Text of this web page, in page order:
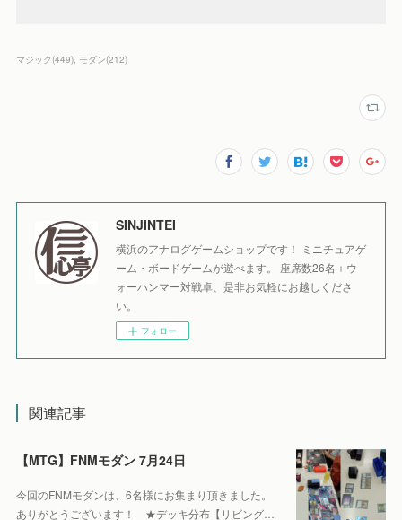
マジック (449) モダン(212)
SINJINTEI
横浜のアナログゲームショップです！ ミニチュアゲ
ーム・ボードゲームが遊べます。 座席数26名＋ウ
ォーハンマー対戦卓、是非お気軽にお越しくださ
い。
フォロー
関連記事
【MTG】FNMモダン 7月24日
今回のFNMモダンは、6名様にお集まり頂きました。
ありがとうございます！ ★デッキ分布【リビング…